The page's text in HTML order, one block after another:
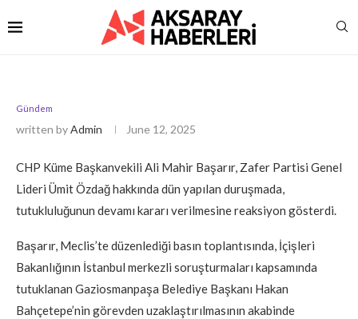
Gündem
written byAdmin June 12, 2025
CHP Küme Başkanvekili Ali Mahir Başarır, Zafer Partisi Genel
Lideri Ümit Özdağ hakkında dün yapılan duruşmada,
tutukluluğunun devamı kararı verilmesine reaksiyon gösterdi.
Başarır, Meclis’te düzenlediği basın toplantısında, İçişleri
Bakanlığının İstanbul merkezli soruşturmaları kapsamında
tutuklanan Gaziosmanpaşa Belediye Başkanı Hakan
Bahçetepe’nin görevden uzaklaştırılmasının akabinde